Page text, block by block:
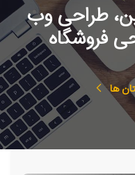
طراحی وب
فروشگاه
ها